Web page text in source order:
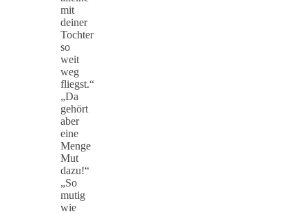
mit
deiner
Tochter
so
weit
weg
fliegst.“
„Da
gehört
aber
eine
Menge
Mut
dazu!“
„So
mutig
wie